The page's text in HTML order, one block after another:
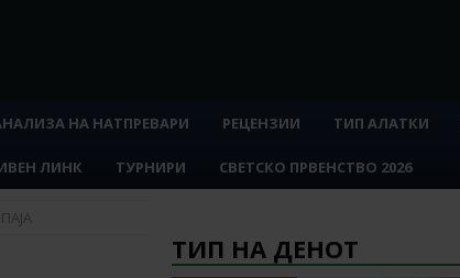
НА НАТПРЕВАРИ РЕЦЕНЗИИ ТИП АЛАТКИ
ЛИНК ТУРНИРИ СВЕТСКО ПРВЕНСТВО 2026
ТИП НА ДЕНОТ